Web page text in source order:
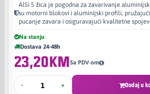
AlSi 5 žica je pogodna za zavarivanje
su motorni blokovi i aluminijski profili,
pucanje zavara i osiguravajući kvalitetne
Na stanju
Dostava 24-48h
23,20KMSa PDV-om
- + Dodaj u